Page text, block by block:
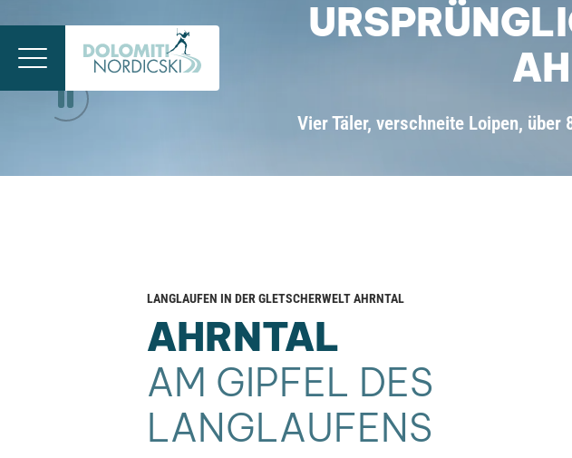
Vier Täler, verschneite Loipen,
LANGLAUFEN IN DER GLETSCHERWELT AHRNTAL
AHRNTAL
AM GIPFEL DES
LANGLAUFENS